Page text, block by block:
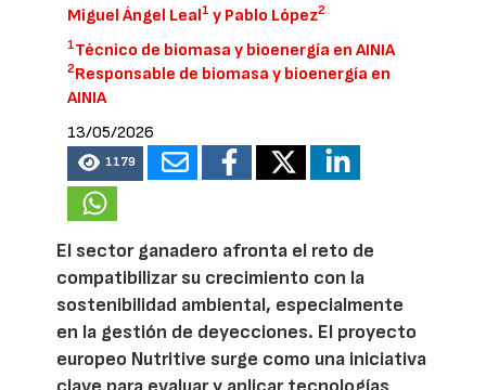
Miguel Ángel Leal1 y Pablo López2
1Técnico de biomasa y bioenergía en AINIA
2Responsable de biomasa y bioenergía en
AINIA
13/05/2026
1179
El sector ganadero afronta el reto de
compatibilizar su crecimiento con la
sostenibilidad ambiental, especialmente
en la gestión de deyecciones. El proyecto
europeo Nutritive surge como una iniciativa